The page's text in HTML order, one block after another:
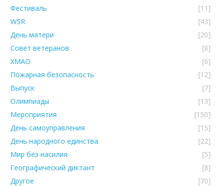
Фестиваль
[11]
WSR
[43]
День матери
[20]
Совет ветеранов
[8]
ХМАО
[6]
Пожарная безопасность
[12]
Выпуск
[7]
Олимпиады
[13]
Мероприятия
[150]
День самоуправления
[15]
День народного единства
[22]
Мир без насилия
[5]
Географический диктант
[8]
Другое
[70]